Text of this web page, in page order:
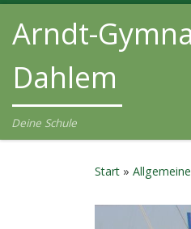
Zum Inhalt springen
Arndt-
Dahlem
Deine Schule
Start »